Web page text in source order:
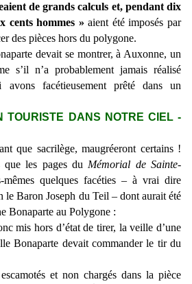
de grands calculs et, pendant dix
cents hommes »aient été imposés par
des pièces hors du polygone.
devait se montrer, à Auxonne, un
s’il n’a probablement jamais réalisé
facétieusement prêté dans un
TOURISTE DANS NOTRE CIEL -
que sacrilège, maugréeront certains !
que les pages du Mémorial de Sainte-
mêmes quelques facéties – à vrai dire
le Baron Joseph du Teil – dont aurait été
Bonaparte au Polygone :
mis hors d’état de tirer, la veille d’une
Bonaparte devait commander le tir du
et non chargés dans la pièce